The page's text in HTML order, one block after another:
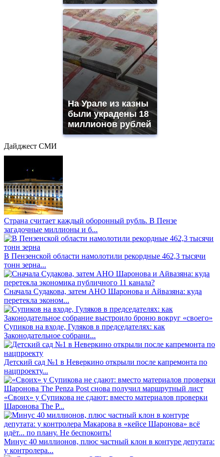
На Урале из казны
были украдены 18
миллионов рублей
Дайджест СМИ
Страна считает каждый оборонный рубль. В Пензе
загадочные миллионы и б...
В Пензенской области намолотили рекордные 462,3 тысячи
тонн зерна...
Сначала Судакова, затем АНО Шаронова и Айвазяна: куда
перетекла эконом...
Супиков на входе, Гуляков в председателях: как
Законодательное собрани...
Детский сад №1 в Неверкино открыли после капремонта по
нацпроекту...
«Своих» у Супикова не сдают: вместо материалов проверки
Шаронова The P...
Минус 40 миллионов, плюс частный клон в контуре депутата:
у контролера...